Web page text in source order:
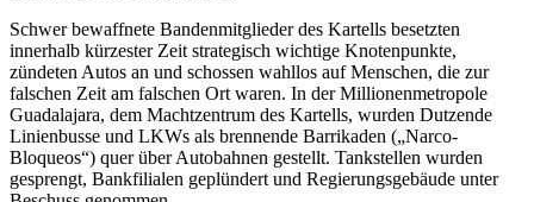
Schwer bewaffnete Bandenmitglieder des Kartells besetzten
innerhalb kürzester Zeit strategisch wichtige Knotenpunkte,
zündeten Autos an und schossen wahllos auf Menschen, die zur
falschen Zeit am falschen Ort waren. In der Millionenmetropole
Guadalajara, dem Machtzentrum des Kartells, wurden Dutzende
Linienbusse und LKWs als brennende Barrikaden („Narco-
Bloqueos“) quer über Autobahnen gestellt. Tankstellen wurden
gesprengt, Bankfilialen geplündert und Regierungsgebäude unter